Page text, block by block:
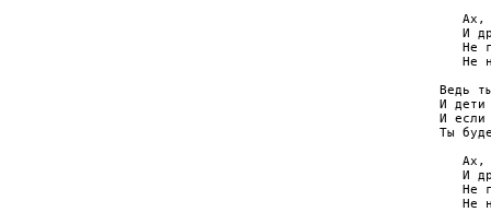
Ах,
И
Не
Не
Ведь
И дети
И если
Ты
Ах,
И
Не
Не